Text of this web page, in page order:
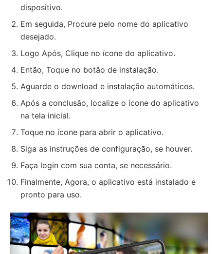
dispositivo.
Em seguida, Procure pelo nome do aplicativo
desejado.
Logo Após, Clique no ícone do aplicativo.
Então, Toque no botão de instalação.
Aguarde o download e instalação automáticos.
Após a conclusão, localize o ícone do aplicativo
na tela inicial.
Toque no ícone para abrir o aplicativo.
Siga as instruções de configuração, se houver.
Faça login com sua conta, se necessário.
Finalmente, Agora, o aplicativo está instalado e
pronto para uso.